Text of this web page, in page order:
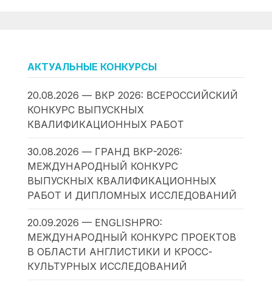
АКТУАЛЬНЫЕ КОНКУРСЫ
20.08.2026 — ВКР 2026: ВСЕРОССИЙСКИЙ
КОНКУРС ВЫПУСКНЫХ
КВАЛИФИКАЦИОННЫХ РАБОТ
30.08.2026 — ГРАНД ВКР-2026:
МЕЖДУНАРОДНЫЙ КОНКУРС
ВЫПУСКНЫХ КВАЛИФИКАЦИОННЫХ
РАБОТ И ДИПЛОМНЫХ ИССЛЕДОВАНИЙ
20.09.2026 — ENGLISHPRO:
МЕЖДУНАРОДНЫЙ КОНКУРС ПРОЕКТОВ
В ОБЛАСТИ АНГЛИСТИКИ И КРОСС-
КУЛЬТУРНЫХ ИССЛЕДОВАНИЙ